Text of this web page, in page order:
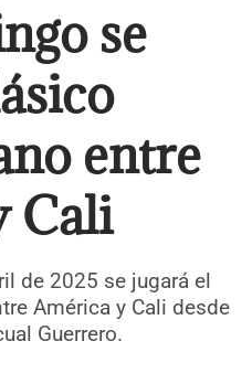
se
entre
Cali
de 2025 se jugará el
América y Cali desde
Guerrero.